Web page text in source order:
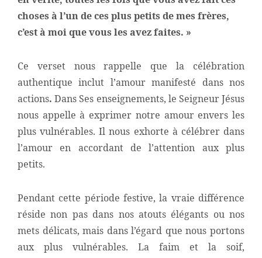
choses à l’un de ces plus petits de mes frères,
c’est à moi que vous les avez faites. »
Ce verset nous rappelle que la célébration
authentique inclut l’amour manifesté dans nos
actions.Dans Ses enseignements, le Seigneur Jésus
nous appelle à exprimer notre amour envers les
plus vulnérables. Il nous exhorte à célébrer dans
l’amour en accordant de l’attention aux plus
petits.
Pendant cette période festive, la vraie différence
réside non pas dans nos atouts élégants ou nos
mets délicats, mais dans l’égard que nous portons
aux plus vulnérables. La faim et la soif,